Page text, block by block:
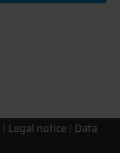
| Legal notice | Data